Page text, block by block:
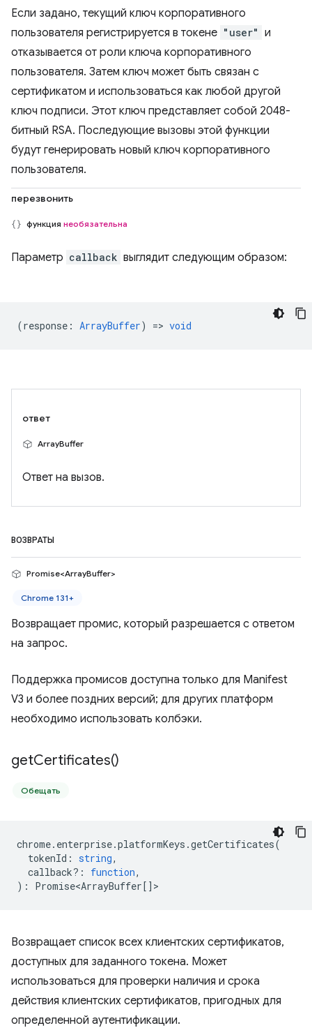
Если задано, текущий ключ корпоративного
пользователя регистрируется в токене "user" и
отказывается от роли ключа корпоративного
пользователя. Затем ключ может быть связан с
сертификатом и использоваться как любой другой
ключ подписи. Этот ключ представляет собой 2048-
битный RSA. Последующие вызовы этой функции
будут генерировать новый ключ корпоративного
пользователя.
перезвонить
функция необязательна
Параметр callback выглядит следующим образом:
(response : ArrayBuffer) => void
ответ
ArrayBuffer
Ответ на вызов.
ВОЗВРАТЫ
Promise<ArrayBuffer>
Chrome 131+
Возвращает промис, который разрешается с ответом
на запрос.
Поддержка промисов доступна только для Manifest
V3 и более поздних версий; для других платформ
необходимо использовать колбэки.
getCertificates()
Обещать
chrome. enterprise.platformKeys .getCertificates(
tokenId : string,
callback? : function,
) : Promise<ArrayBuffer[]>
Возвращает список всех клиентских сертификатов,
доступных для заданного токена. Может
использоваться для проверки наличия и срока
действия клиентских сертификатов, пригодных для
определенной аутентификации.